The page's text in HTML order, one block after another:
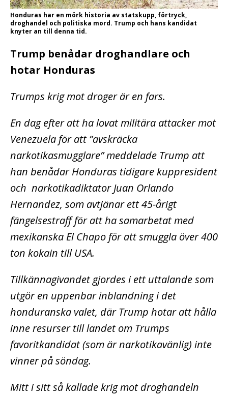
Honduras har en mörk historia av statskupp, förtryck,
droghandel och politiska mord. Trump och hans kandidat
knyter an till denna tid.
Trump benådar droghandlare och
hotar Honduras
Trumps krig mot droger är en fars.
En dag efter att ha lovat militära attacker mot
Venezuela för att ”avskräcka
narkotikasmugglare” meddelade Trump att
han benådar Honduras tidigare kuppresident
och narkotikadiktator Juan Orlando
Hernandez, som avtjänar ett 45-årigt
fängelsestraff för att ha samarbetat med
mexikanska El Chapo för att smuggla över 400
ton kokain till USA.
Tillkännagivandet gjordes i ett uttalande som
utgör en uppenbar inblandning i det
honduranska valet, där Trump hotar att hålla
inne resurser till landet om Trumps
favoritkandidat (som är narkotikavänlig) inte
vinner på söndag.
Mitt i sitt så kallade krig mot droghandeln